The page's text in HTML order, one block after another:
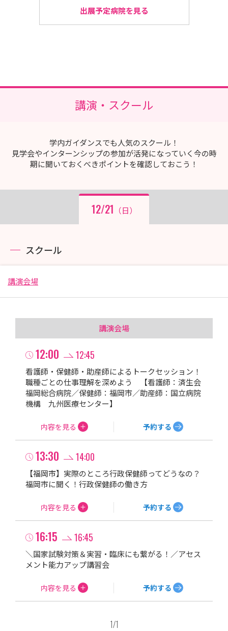
地域医療機能推進機構（JCHO） 九州地区事務所
長田病院
久留米リハビリテーション病院
村尾在宅クリニック
天心堂へつぎ病院
米盛病院
山口県立総合医療センター
東京医科大学病院
大阪医科薬科大学
東京慈恵会医科大学病院（本院・第三病院・葛飾医療
センター・柏病院）
国立がん研究センター（中央病院・東病院）
横浜旭中央総合病院【IMSグループ】
国立病院機構 近畿グループ
脳神経センター大田記念病院
川崎市立病院（川崎病院・井田病院）
東戸塚記念病院
亀田メディカルセンター
四街道徳洲会病院
上尾中央総合病院
出展予定病院を見る
講演・スクール
学内ガイダンスでも人気のスクール！
見学会やインターンシップの参加が活発になっていく今の時
期に聞いておくべきポイントを確認しておこう！
12/21 （日）
スクール
講演会場
講演会場
12:00 12:45
看護師・保健師・助産師によるトークセッション！
職種ごとの仕事理解を深めよう 【看護師：済生会
福岡総合病院／保健師：福岡市／助産師：国立病院
機構 九州医療センター】
予約する
内容を見る
13:30 14:00
【福岡市】実際のところ行政保健師ってどうなの？
福岡市に聞く！行政保健師の働き方
予約する
内容を見る
16:15 16:45
＼国家試験対策＆実習・臨床にも繋がる！／アセス
メント能力アップ講習会
予約する
内容を見る
1/1